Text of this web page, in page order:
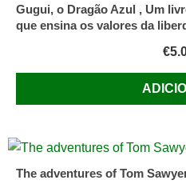
Gugui, o Dragão Azul , Um
que ensina os valores da
€
The adventures of Tom